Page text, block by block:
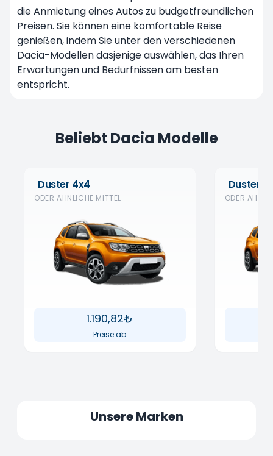
die Anmietung eines Autos zu budgetfreundlichen
Preisen. Sie können eine komfortable Reise
genießen, indem Sie unter den verschiedenen
Dacia-Modellen dasjenige auswählen, das Ihren
Erwartungen und Bedürfnissen am besten
entspricht.
Beliebt Dacia Modelle
Duster 4x4
ODER ÄHNLICHE MITTEL
1.190,82₺
Preise ab
Duster
ODER
Unsere Marken